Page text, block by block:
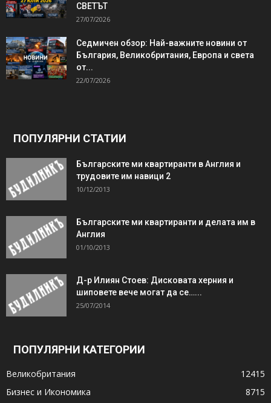
СВЕТЪТ
27/07/2026
Седмичен обзор: Най-важните новини от
България, Великобритания, Европа и света
от...
22/07/2026
ПОПУЛЯРНИ СТАТИИ
Българските ми квартиранти в Англия и
трудовите им навици 2
10/12/2013
Българските ми квартиранти и делата им в
Англия
01/10/2013
Д-р Илиян Стоев: Дисковата херния и
шиповете вече могат да се…...
25/07/2014
ПОПУЛЯРНИ КАТЕГОРИИ
Великобритания
12415
Бизнес и Икономика
8715